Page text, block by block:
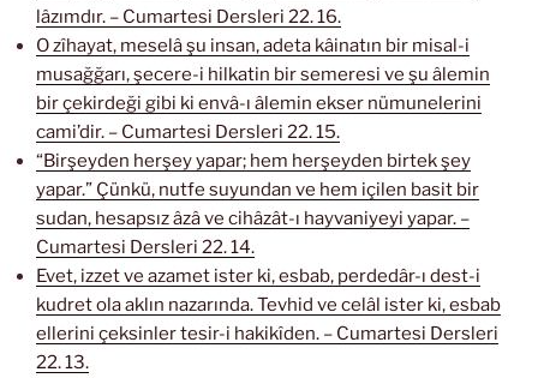
lâzımdır. – Cumartesi Dersleri 22. 16.
O zîhayat, meselâ şu insan, adeta kâinatın bir misal-i
musağğarı, şecere-i hilkatin bir semeresi ve şu âlemin
bir çekirdeği gibi ki envâ-ı âlemin ekser nümunelerini
cami’dir. – Cumartesi Dersleri 22. 15.
“Birşeyden herşey yapar; hem herşeyden birtek şey
yapar.” Çünkü, nutfe suyundan ve hem içilen basit bir
sudan, hesapsız âzâ ve cihâzât-ı hayvaniyeyi yapar. –
Cumartesi Dersleri 22. 14.
Evet, izzet ve azamet ister ki, esbab, perdedâr-ı dest-i
kudret ola aklın nazarında. Tevhid ve celâl ister ki, esbab
ellerini çeksinler tesir-i hakikîden. – Cumartesi Dersleri
22. 13.